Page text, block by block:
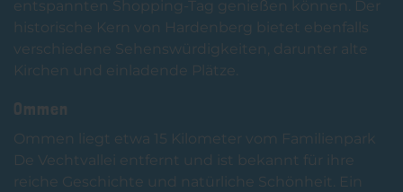
entspannten Shopping-Tag genießen können. Der
historische Kern von Hardenberg bietet ebenfalls
verschiedene Sehenswürdigkeiten, darunter alte
Kirchen und einladende Plätze.
Ommen
Ommen liegt etwa 15 Kilometer vom Familienpark
De Vechtvallei entfernt und ist bekannt für ihre
reiche Geschichte und natürliche Schönheit. Ein